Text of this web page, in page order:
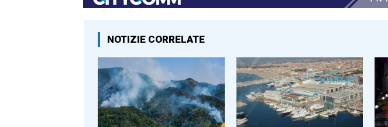
NOTIZIE CORRELATE